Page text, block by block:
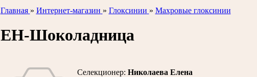
Главная » Интернет-магазин » Глоксинии » Махровые глоксинии
ЕН-Шоколадница
Селекционер: Николаева Елена